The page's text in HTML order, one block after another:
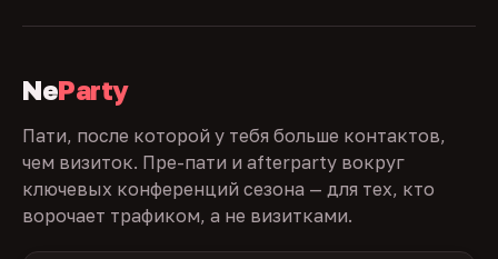
NeParty
Пати, после которой у тебя больше контактов,
чем визиток. Пре-пати и afterparty вокруг
ключевых конференций сезона — для тех, кто
ворочает трафиком, а не визитками.